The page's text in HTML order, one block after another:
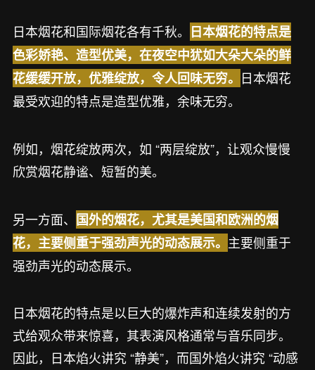
日本烟花和国际烟花各有千秋。 日本烟花的特点是
色彩娇艳、造型优美，在夜空中犹如大朵大朵的鲜
花缓缓开放，优雅绽放，令人回味无穷。 日本烟花
最受欢迎的特点是造型优雅，余味无穷。
例如，烟花绽放两次，如 “两层绽放”，让观众慢慢
欣赏烟花静谧、短暂的美。
另一方面、 国外的烟花，尤其是美国和欧洲的烟
花，主要侧重于强劲声光的动态展示。 主要侧重于
强劲声光的动态展示。
日本烟花的特点是以巨大的爆炸声和连续发射的方
式给观众带来惊喜，其表演风格通常与音乐同步。
因此，日本焰火讲究 “静美”，而国外焰火讲究 “动感